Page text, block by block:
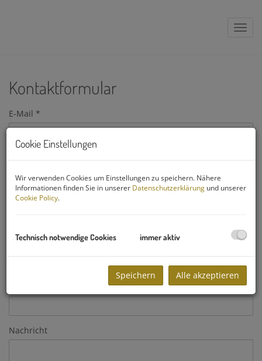
Kontaktformular
E-Mail
Vorname
Nachname
Nachricht
Cookie Einstellungen
Wir verwenden Cookies um Einstellungen zu speichern. Nähere
Informationen finden Sie in unserer Datenschutzerklärung und unserer
Cookie Policy.
Technisch notwendige Cookies immer aktiv
Speichern Alle akzeptieren